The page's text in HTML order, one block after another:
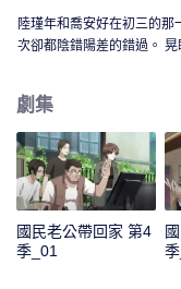
陸瑾年和喬安好在初三的
次卻都陰錯陽差的錯過。
族企業，曾經互相暗戀的兩
關係卻因之前的誤會處於冰
好。 兩人的感情因一次又
道真相……
劇集
國民老公帶回家 第4
季_01